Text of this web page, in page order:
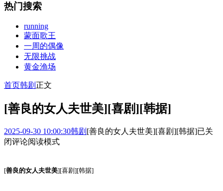
热门搜索
running
蒙面歌王
一周的偶像
无限挑战
黄金渔场
首页韩剧 正文
[善良的女人夫世美][喜剧][韩据]
2025-09-30 10:00:30韩剧 [善良的女人夫世美][喜剧][韩据]已关
闭评论阅读模式
[善良的女人夫世美][喜剧][韩据]